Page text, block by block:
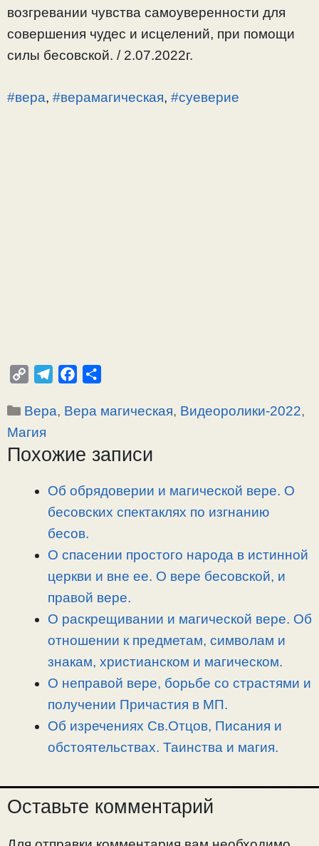
возгревании чувства самоуверенности для
совершения чудес и исцелений, при помощи
силы бесовской. / 2.07.2022г.
#вера, #верамагическая, #суеверие
p
y
L
l
g
a
c
b
o
п
а
Рубрики
Вера, Вера магическая, Видеоролики-2022,
Магия
Похожие записи
Об обрядоверии и магической вере. О
бесовских спектаклях по изгнанию
бесов.
О спасении простого народа в истинной
церкви и вне ее. О вере бесовской, и
правой вере.
О раскрещивании и магической вере. Об
отношении к предметам, символам и
знакам, христианском и магическом.
О неправой вере, борьбе со страстями и
получении Причастия в МП.
Об изречениях Св.Отцов, Писания и
обстоятельствах. Таинства и магия.
Оставьте комментарий